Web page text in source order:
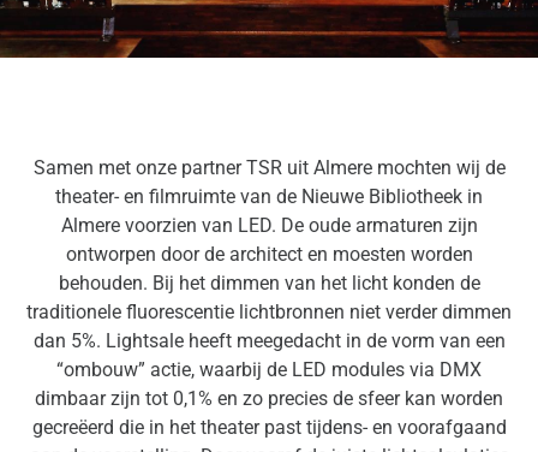
Samen met onze partner TSR uit Almere mochten wij de
theater- en filmruimte van de Nieuwe Bibliotheek in
Almere voorzien van LED. De oude armaturen zijn
ontworpen door de architect en moesten worden
behouden. Bij het dimmen van het licht konden de
traditionele fluorescentie lichtbronnen niet verder dimmen
dan 5%. Lightsale heeft meegedacht in de vorm van een
“ombouw” actie, waarbij de LED modules via DMX
dimbaar zijn tot 0,1% en zo precies de sfeer kan worden
gecreëerd die in het theater past tijdens- en voorafgaand